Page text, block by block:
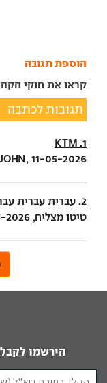
הוספת תגובה
קראו את חוקי
תגובות לכתבה
1. KTM
11-05-2026
2. עברית עברית עברית
טיטו מצליח, 11-05-2026
הירשמו